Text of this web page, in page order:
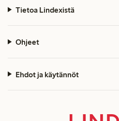
Tietoa Lindexistä
Ohjeet
Ehdot ja käytännöt